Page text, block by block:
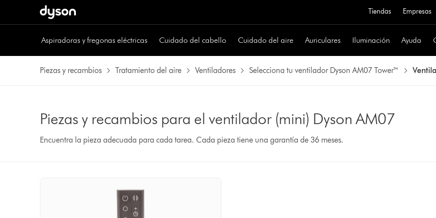
Tiendas Empresas
Aspiradoras y fregonas eléctricas Cuidado del cabello Cuidado del aire Auriculares Iluminación Ayuda
Piezas y recambios Tratamiento del aire Ventiladores Selecciona tu ventilador Dyson AM07 Tower™
Piezas y recambios para el ventilador (mini) Dyson AM07
Encuentra la pieza adecuada para cada tarea. Cada pieza tiene una garantía de 36 meses.